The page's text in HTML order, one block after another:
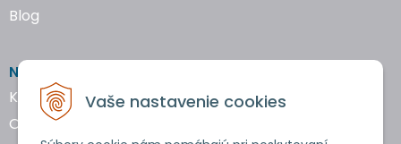
Vaše nastavenie cookies
Blog
NAKUPOVANIE
Katalógy náradia
Obchodné podmienky